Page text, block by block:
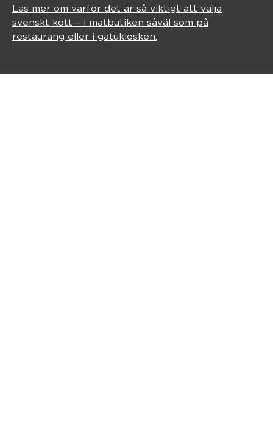
Läs mer om varför det är så viktigt att välja
svenskt kött – i matbutiken såväl som på
restaurang eller i gatukiosken.